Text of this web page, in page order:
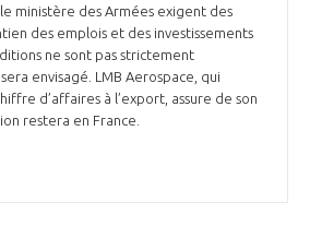
ministère des Armées exigent des
des emplois et des investissements
ne sont pas strictement
envisagé. LMB Aerospace, qui
d’affaires à l’export, assure de son
restera en France.